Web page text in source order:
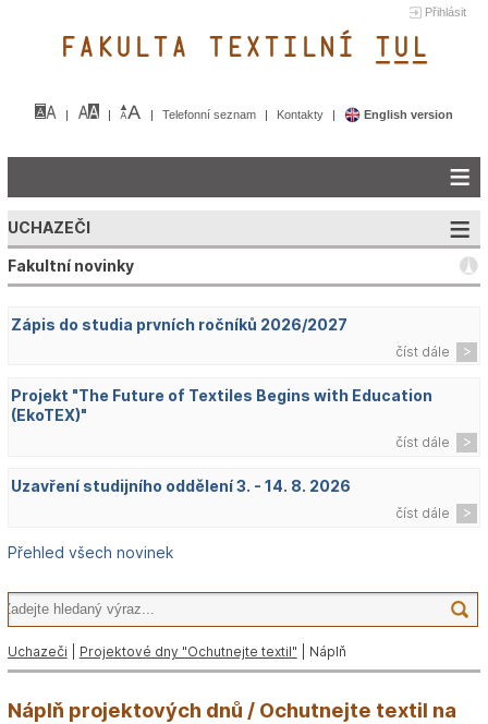
Přihlásit
FAKULTA TEXTILNÍ TUL&
Telefonní seznam Kontakty English version
UCHAZEČI
Fakultní novinky
Zápis do studia prvních ročníků 2026/2027
číst dále
Projekt "The Future of Textiles Begins with Education
(EkoTEX)"
číst dále
Uzavření studijního oddělení 3. - 14. 8. 2026
číst dále
Přehled všech novinek
Uchazeči Projektové dny "Ochutnejte textil" | Náplň
Náplň projektových dnů / Ochutnejte textil na